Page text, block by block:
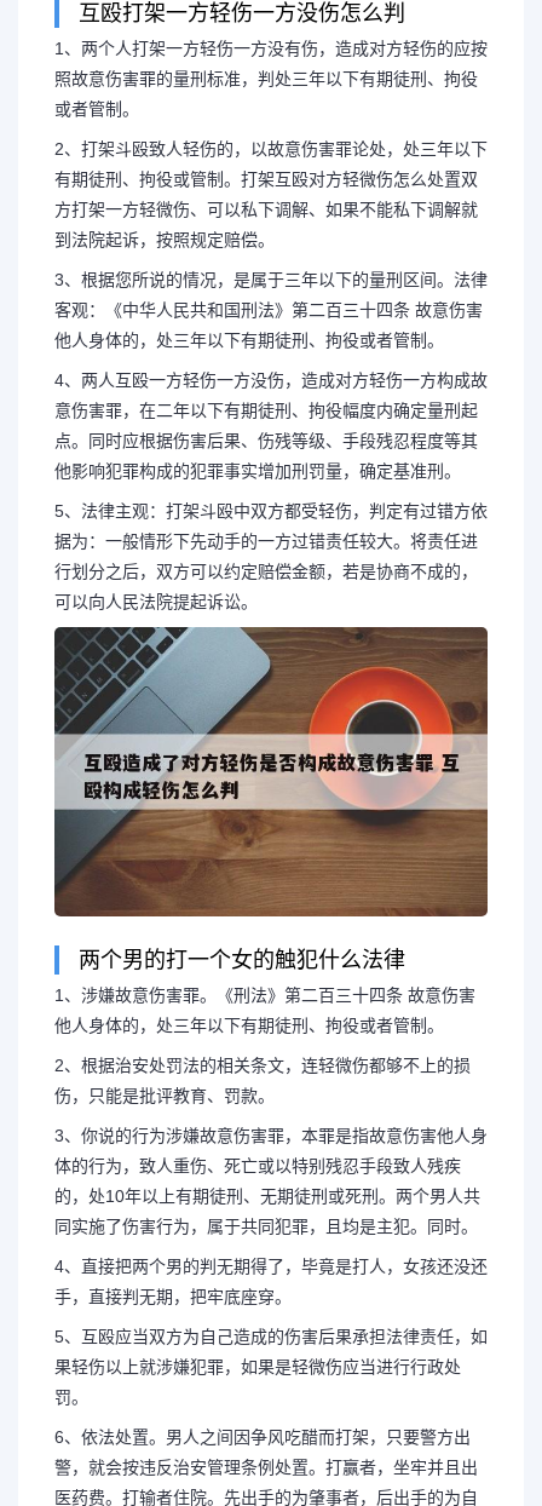
互殴打架一方轻伤一方没伤怎么判
1、两个人打架一方轻伤一方没有伤，造成对方轻伤的应按
照故意伤害罪的量刑标准，判处三年以下有期徒刑、拘役
或者管制。
2、打架斗殴致人轻伤的，以故意伤害罪论处，处三年以下
有期徒刑、拘役或管制。打架互殴对方轻微伤怎么处置双
方打架一方轻微伤、可以私下调解、如果不能私下调解就
到法院起诉，按照规定赔偿。
3、根据您所说的情况，是属于三年以下的量刑区间。法律
客观：《中华人民共和国刑法》第二百三十四条 故意伤害
他人身体的，处三年以下有期徒刑、拘役或者管制。
4、两人互殴一方轻伤一方没伤，造成对方轻伤一方构成故
意伤害罪，在二年以下有期徒刑、拘役幅度内确定量刑起
点。同时应根据伤害后果、伤残等级、手段残忍程度等其
他影响犯罪构成的犯罪事实增加刑罚量，确定基准刑。
5、法律主观：打架斗殴中双方都受轻伤，判定有过错方依
据为：一般情形下先动手的一方过错责任较大。将责任进
行划分之后，双方可以约定赔偿金额，若是协商不成的，
可以向人民法院提起诉讼。
两个男的打一个女的触犯什么法律
1、涉嫌故意伤害罪。《刑法》第二百三十四条 故意伤害
他人身体的，处三年以下有期徒刑、拘役或者管制。
2、根据治安处罚法的相关条文，连轻微伤都够不上的损
伤，只能是批评教育、罚款。
3、你说的行为涉嫌故意伤害罪，本罪是指故意伤害他人身
体的行为，致人重伤、死亡或以特别残忍手段致人残疾
的，处10年以上有期徒刑、无期徒刑或死刑。两个男人共
同实施了伤害行为，属于共同犯罪，且均是主犯。同时。
4、直接把两个男的判无期得了，毕竟是打人，女孩还没还
手，直接判无期，把牢底座穿。
5、互殴应当双方为自己造成的伤害后果承担法律责任，如
果轻伤以上就涉嫌犯罪，如果是轻微伤应当进行行政处
罚。
6、依法处置。男人之间因争风吃醋而打架，只要警方出
警，就会按违反治安管理条例处置。打赢者，坐牢并且出
医药费。打输者住院。先出手的为肇事者，后出手的为自